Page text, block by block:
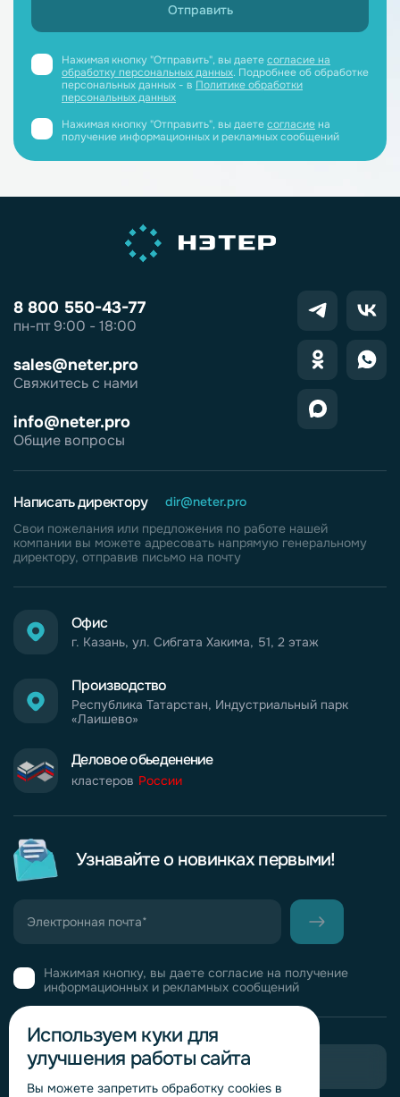
Нажимая кнопку "Отправить", вы даетесогласие на
обработку персональных данных. Подробнее об обработке
персональных данных - в Политике обработки
персональных данных
Нажимая кнопку "Отправить", вы даетесогласиена
получение информационных и рекламных сообщений
8 800 550-43-77
пн-пт 9:00 - 18:00
sales@neter.pro
Свяжитесь с нами
info@neter.pro
Общие вопросы
Деловое обьеденение
кластеров России
Производство
Республика Татарстан, Индустриальный парк
«Лаишево»
Офис
г. Казань, ул. Сибгата Хакима, 51, 2 этаж
Написать директору
dir@neter.pro
Свои пожелания или предложения по работе нашей
компании вы можете адресовать напрямую генеральному
директору, отправив письмо на почту
Узнавайте о новинках первыми!
Нажимая кнопку, вы даете согласие на получение
информационных и рекламных сообщений
Пригласить в тендер
Используем куки для
улучшения работы сайта
Вы можете запретить обработку сookies в